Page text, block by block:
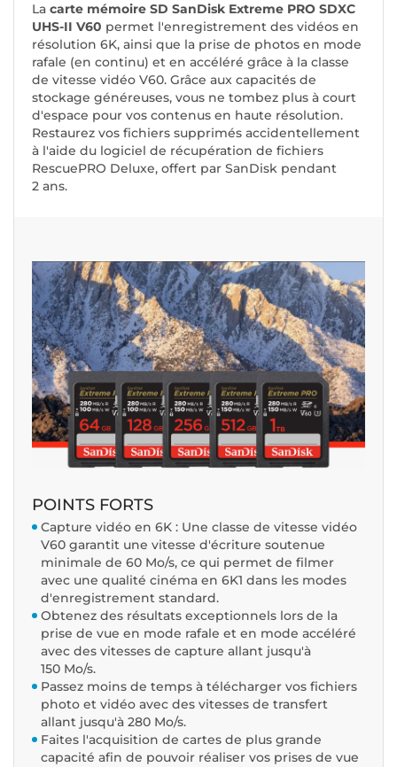
La carte mémoire SD SanDisk Extreme PRO SDXC
UHS-II V60 permet l'enregistrement des vidéos en
résolution 6K, ainsi que la prise de photos en mode
rafale (en continu) et en accéléré grâce à la classe
de vitesse vidéo V60. Grâce aux capacités de
stockage généreuses, vous ne tombez plus à court
d'espace pour vos contenus en haute résolution.
Restaurez vos fichiers supprimés accidentellement
à l'aide du logiciel de récupération de fichiers
RescuePRO Deluxe, offert par SanDisk pendant
2 ans.
POINTS FORTS
Capture vidéo en 6K : Une classe de vitesse vidéo
V60 garantit une vitesse d'écriture soutenue
minimale de 60 Mo/s, ce qui permet de filmer
avec une qualité cinéma en 6K1 dans les modes
d'enregistrement standard.
Obtenez des résultats exceptionnels lors de la
prise de vue en mode rafale et en mode accéléré
avec des vitesses de capture allant jusqu'à
150 Mo/s.
Passez moins de temps à télécharger vos fichiers
photo et vidéo avec des vitesses de transfert
allant jusqu'à 280 Mo/s.
Faites l'acquisition de cartes de plus grande
capacité afin de pouvoir réaliser vos prises de vue